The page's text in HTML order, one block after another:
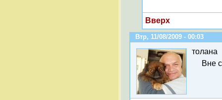
Вверх
Втр, 11/08/2009 - 00:03
толана
Вне